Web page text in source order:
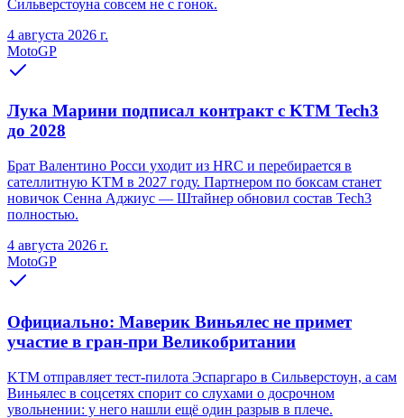
Сильверстоуна совсем не с гонок.
4 августа 2026 г.
MotoGP
Лука Марини подписал контракт с KTM Tech3
до 2028
Брат Валентино Росси уходит из HRC и перебирается в
сателлитную KTM в 2027 году. Партнером по боксам станет
новичок Сенна Аджиус — Штайнер обновил состав Tech3
полностью.
4 августа 2026 г.
MotoGP
Официально: Маверик Виньялес не примет
участие в гран-при Великобритании
KTM отправляет тест-пилота Эспаргаро в Сильверстоун, а сам
Виньялес в соцсетях спорит со слухами о досрочном
увольнении: у него нашли ещё один разрыв в плече.